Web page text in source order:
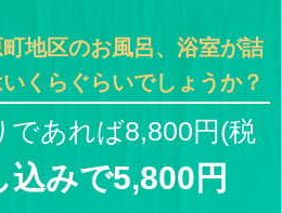
地区のお風呂、浴室が詰
くらぐらいでしょうか？
であれば8,800円(税
みで5,800円